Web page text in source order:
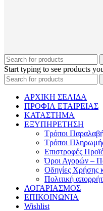
Start typing to see products
ΑΡΧΙΚΗ ΣΕΛΙΔΑ
ΠΡΟΦΙΛ ΕΤΑΙΡΕΙΑΣ
ΚΑΤΑΣΤΗΜΑ
ΕΞΥΠΗΡΕΤΗΣΗ
Τρόποι
Τρόποι
Επιστροφές
Όροι Αγορών –
Οδηγίες Χρήσης
Πολιτική
ΛΟΓΑΡΙΑΣΜΟΣ
ΕΠΙΚΟΙΝΩΝΙΑ
Wishlist